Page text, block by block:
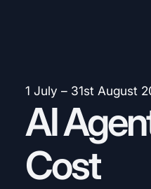
1 July – 31st August
AI
Cost